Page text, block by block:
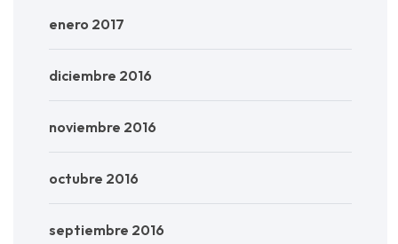
enero 2017
diciembre 2016
noviembre 2016
octubre 2016
septiembre 2016